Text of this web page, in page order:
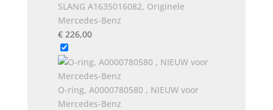
SLANG A1635016082, Originele
Mercedes-Benz
€226,00
O-ring, A0000780580 , NIEUW voor
Mercedes-Benz